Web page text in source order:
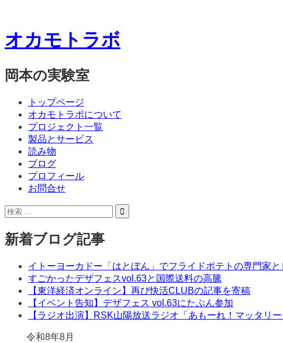
オカモトラボ
岡本の実験室
プ
トップページ
オカモトラボについて
プロジェクト一覧
製品とサービス
読み物
ブログ
プロフィール
お問合せ
サ
ド
バ
検
新着ブログ記事
イトーヨーカドー「はとぼん」でフライドポテトの専門家
すごかったデザフェスvol.63と国際送料の高騰
【東洋経済オンライン】再び快活CLUBの記事を寄稿
【イベント告知】デザフェス vol.63にたぶん参加
【ラジオ出演】RSK山陽放送ラジオ「あもーれ！マッタリ
令和8年8月